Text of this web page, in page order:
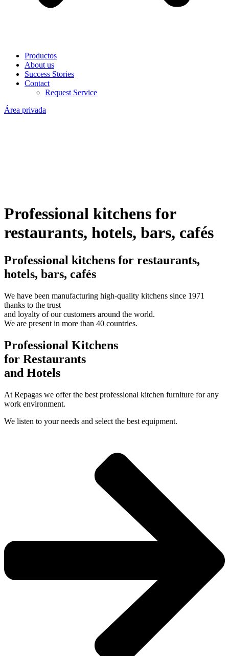
Productos
About us
Success Stories
Contact
Request Service
Área privada
Professional kitchens for
restaurants, hotels, bars, cafés
Professional kitchens for restaurants,
hotels, bars, cafés
We have been manufacturing high-quality kitchens since 1971
thanks to the trust
and loyalty of our customers around the world.
We are present in more than 40 countries.
Professional Kitchens
for Restaurants
and Hotels
At Repagas we offer the best professional kitchen furniture for any
work environment.
We listen to your needs and select the best equipment.